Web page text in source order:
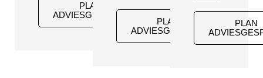
PLAN
ADVIESGESPREK
PLAN
ADVIESGESPREK
PLAN